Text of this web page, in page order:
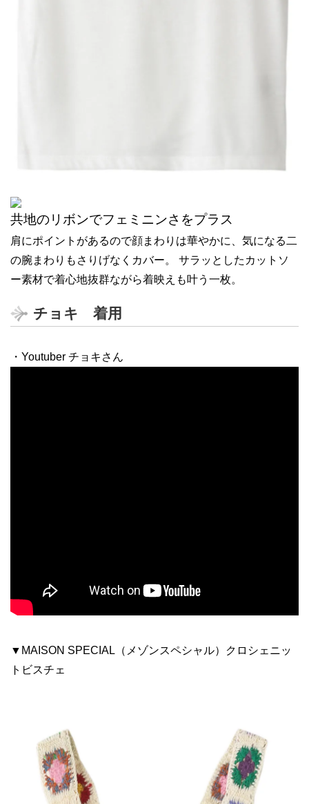
共地のリボンでフェミニンさをプラス
肩にポイントがあるので顔まわりは華やかに、気になる二
の腕まわりもさりげなくカバー。 サラッとしたカットソ
ー素材で着心地抜群ながら着映えも叶う一枚。
チョキ 着用
・Youtuber チョキさん
▼MAISON SPECIAL（メゾンスペシャル）クロシェニッ
トビスチェ